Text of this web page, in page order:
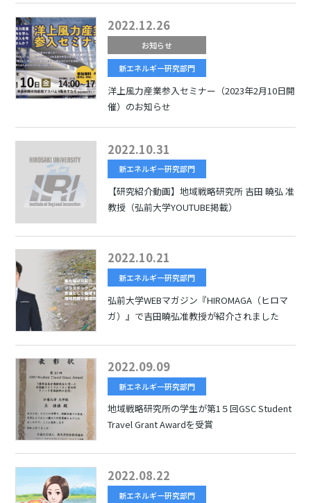
2022.12.26
お知らせ
新エネルギー研究部門
洋上風力産業参入セミナー（2023年2月10日開
催）のお知らせ
2022.10.31
新エネルギー研究部門
【研究紹介動画】地域戦略研究所 吉田 曉弘 准
教授（弘前大学YOUTUBE掲載）
2022.10.21
新エネルギー研究部門
弘前大学WEBマガジン『HIROMAGA（ヒロマ
ガ）』で吉田曉弘准教授が紹介されました
2022.09.09
新エネルギー研究部門
地域戦略研究所の学生が第1５回GSC Student
Travel Grant Awardを受賞
2022.08.22
新エネルギー研究部門